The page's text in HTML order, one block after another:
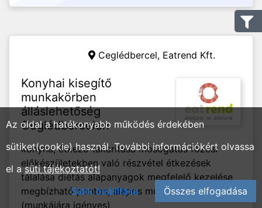
Ceglédbercel, Eatrend Kft.
Konyhai kisegítő
munkakörben
álláslehetőség
Ceglédbercelen
konyha, étkező takarítása mosogatás főzési
előkészületekben való részvétel étkezések
tálalása diétás alapanyagok megfelelő kezelése
megbízható pontos, alapos munkavégzés
(munkájára igényes)
Az oldal a hatékonyabb működés érdekében
sütiket(cookie) használ. További információkért olvassa
el asüti tájékoztatót!
Sütik beállítása
Összes elfogadása